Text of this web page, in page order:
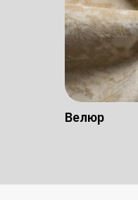
Велюр